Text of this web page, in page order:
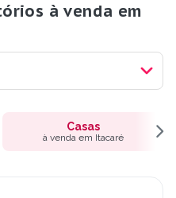
à venda em
Casas
à venda em Itacaré